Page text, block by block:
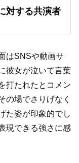
対する共演者
はSNSや動画サ
彼女が泣いて言葉
打たれたとコメン
の場でさりげなく
た姿が印象的でし
現できる強さに感